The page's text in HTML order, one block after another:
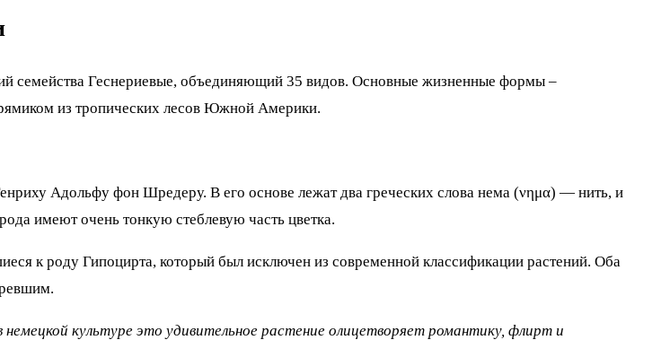
семейства Геснериевые, объединяющий 35 видов. Основные жизненные формы –
из тропических лесов Южной Америки.
Адольфу фон Шредеру. В его основе лежат два греческих слова нема (νημα) — нить, и
имеют очень тонкую стеблевую часть цветка.
к роду Гипоцирта, который был исключен из современной классификации растений. Оба
культуре это удивительное растение олицетворяет романтику, флирт и